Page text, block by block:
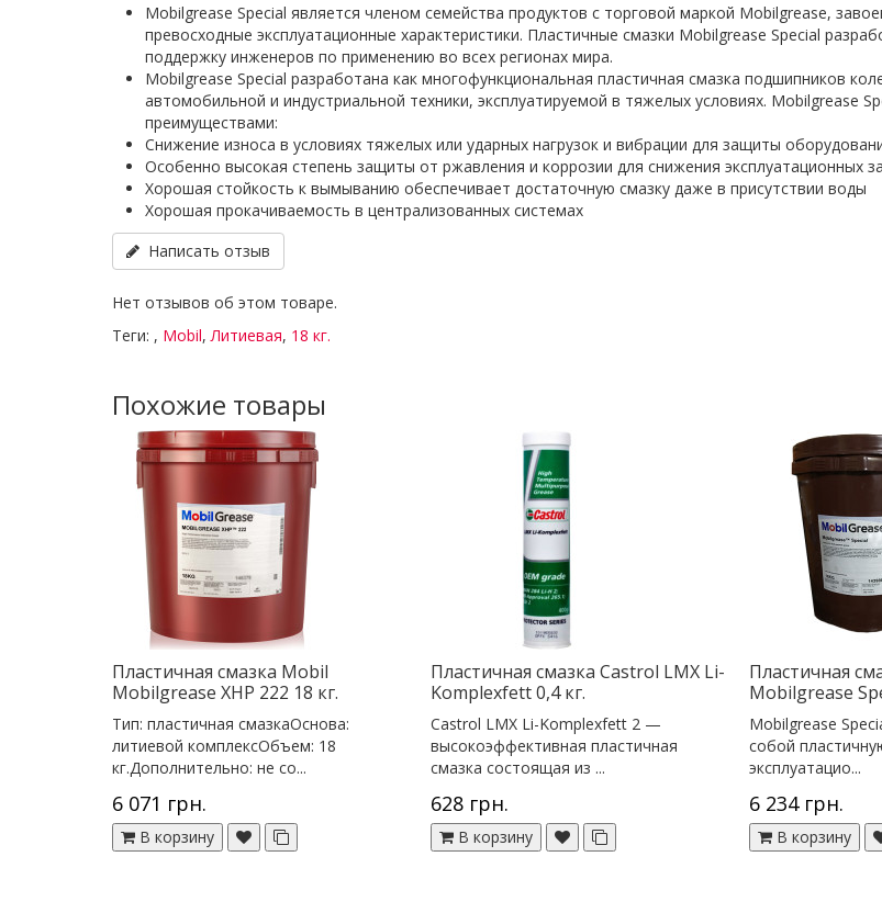
Mobilgrease Special является членом семейства продуктов с торговой маркой Mobilgrease,
превосходные эксплуатационные характеристики. Пластичные смазки Mobilgrease Special
поддержку инженеров по применению во всех регионах мира.
Mobilgrease Special разработана как многофункциональная пластичная смазка подшипников
автомобильной и индустриальной техники, эксплуатируемой в тяжелых условиях.
преимуществами:
Снижение износа в условиях тяжелых или ударных нагрузок и вибрации для защиты
Особенно высокая степень защиты от ржавления и коррозии для снижения эксплуатационных
Хорошая стойкость к вымыванию обеспечивает достаточную смазку даже в присутствии воды
Хорошая прокачиваемость в централизованных системах
Написать отзыв
Нет отзывов об этом товаре.
Теги: , Mobil, Литиевая, 18 кг.
Похожие товары
Пластичная смазка Mobil
Mobilgrease XHP 222 18 кг.
Тип: пластичная смазкаОснова:
литиевой комплексОбъем: 18
кг.Дополнительно: не со...
6 071 грн.
В корзину
Пластичная смазка Castrol LMX Li-
Komplexfett 0,4 кг.
Castrol LMX Li-Komplexfett 2 —
высокоэффективная пластичная
смазка состоящая из ...
628 грн.
В корзину
Пластичная
Mobilgrease
Mobilgrease
собой
эксплуатацио...
6 234 грн.
В корзину